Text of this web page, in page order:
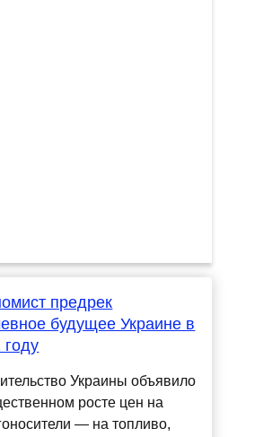
предрек
будущее Украине в
году
Украины объявило
росте цен на
— на топливо,